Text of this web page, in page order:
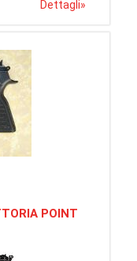
Dettagli»
POINT